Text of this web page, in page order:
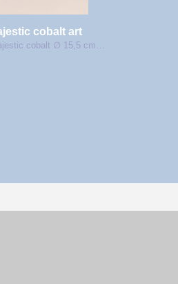
cobalt art
cobalt ∅ 15,5 cm…